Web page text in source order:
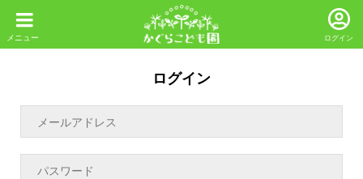
ログイン
ログイン